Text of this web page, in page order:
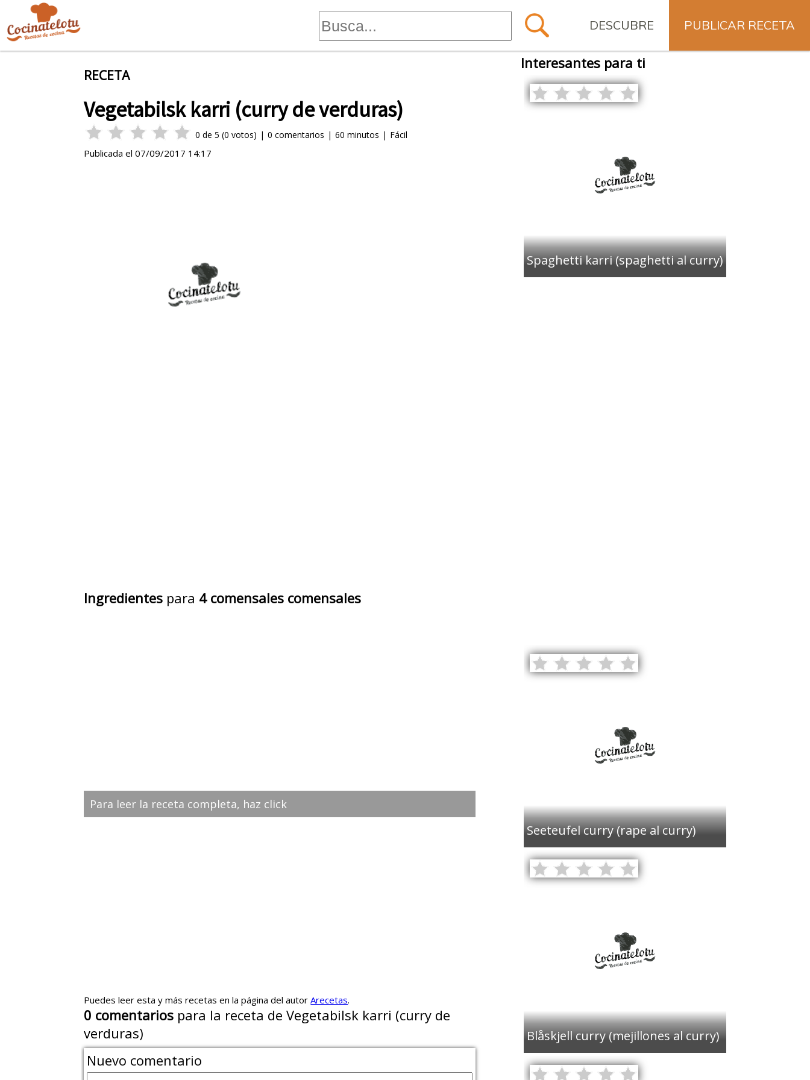
PUBLICAR RECETA
DESCUBRE
RECETA
Vegetabilsk karri (curry de verduras)
0 de5 (0 votos) | 0 comentarios | 60 minutos | Fácil
Publicada el07/09/2017 14:17
Ingredientes para 4 comensales comensales
Para leer la receta completa, haz click
Puedes leer esta y más recetas en la página del autorArecetas.
0 comentarios para la receta de Vegetabilsk karri (curry de
verduras)
Nuevo comentario
Interesantes para ti
Spaghetti karri (spaghetti al curry)
Seeteufel curry (rape al curry)
Blåskjell curry (mejillones al curry)